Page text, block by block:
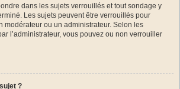
dans les sujets verrouillés et tout sondage y
Les sujets peuvent être verrouillés pour
modérateur ou un administrateur. Selon les
l’administrateur, vous pouvez ou non verrouiller
?